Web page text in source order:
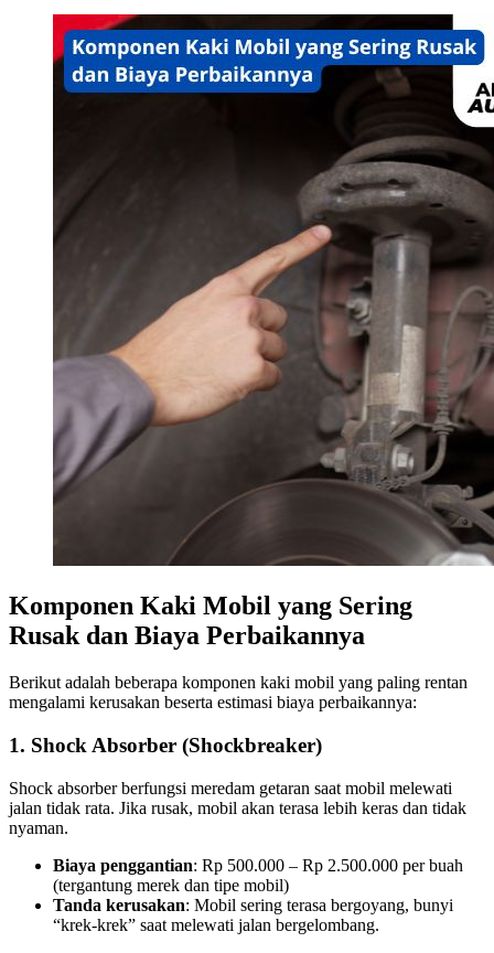
Komponen Kaki Mobil yang Sering
Rusak dan Biaya Perbaikannya
Berikut adalah beberapa komponen kaki mobil yang paling rentan
mengalami kerusakan beserta estimasi biaya perbaikannya:
1. Shock Absorber (Shockbreaker)
Shock absorber berfungsi meredam getaran saat mobil melewati
jalan tidak rata. Jika rusak, mobil akan terasa lebih keras dan tidak
nyaman.
Biaya penggantian: Rp 500.000 – Rp 2.500.000 per buah
(tergantung merek dan tipe mobil)
Tanda kerusakan: Mobil sering terasa bergoyang, bunyi
“krek-krek” saat melewati jalan bergelombang.